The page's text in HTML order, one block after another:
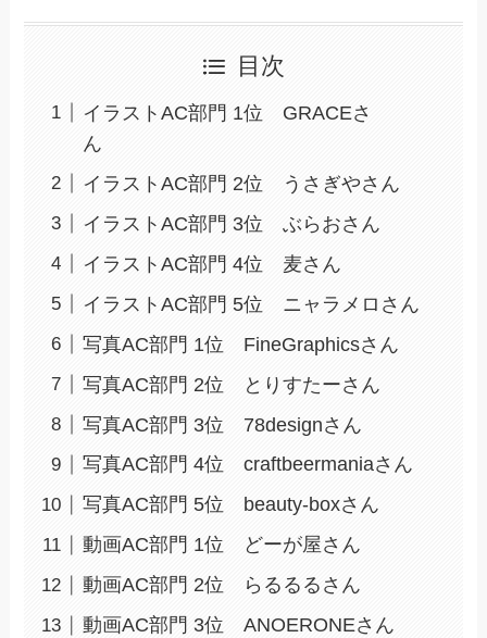
目次
イラストAC部門 1位 GRACEさ
ん
イラストAC部門 2位 うさぎやさん
イラストAC部門 3位 ぶらおさん
イラストAC部門 4位 麦さん
イラストAC部門 5位 ニャラメロさん
写真AC部門 1位 FineGraphicsさん
写真AC部門 2位 とりすたーさん
写真AC部門 3位 78designさん
写真AC部門 4位 craftbeermaniaさん
写真AC部門 5位 beauty-boxさん
動画AC部門 1位 どーが屋さん
動画AC部門 2位 らるるるさん
動画AC部門 3位 ANOERONEさん